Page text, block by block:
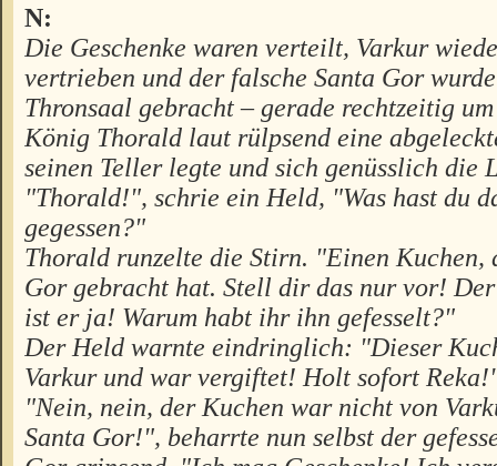
N:
Die Geschenke waren verteilt, Varkur
vertrieben und der falsche Santa Gor
Thronsaal gebracht – gerade rechtzeitig
König Thorald laut rülpsend eine
seinen Teller legte und sich genüsslich die
"Thorald!", schrie ein Held, "Was hast du
gegessen?"
Thorald runzelte die Stirn. "Einen Kuchen,
Gor gebracht hat. Stell dir das nur vor!
ist er ja! Warum habt ihr ihn gefesselt?"
Der Held warnte eindringlich: "Dieser
Varkur und war vergiftet! Holt sofort
"Nein, nein, der Kuchen war nicht von
Santa Gor!", beharrte nun selbst der